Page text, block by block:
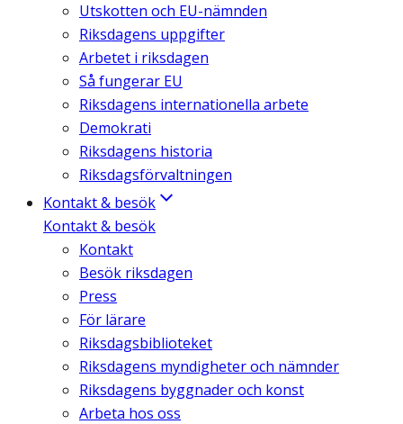
Utskotten och EU-nämnden
Riksdagens uppgifter
Arbetet i riksdagen
Så fungerar EU
Riksdagens internationella arbete
Demokrati
Riksdagens historia
Riksdagsförvaltningen
Kontakt & besök
Kontakt & besök
Kontakt
Besök riksdagen
Press
För lärare
Riksdagsbiblioteket
Riksdagens myndigheter och nämnder
Riksdagens byggnader och konst
Arbeta hos oss